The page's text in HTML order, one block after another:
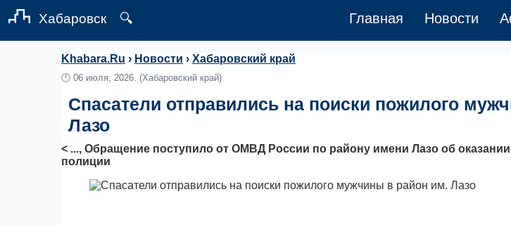
Хабаровск 🔍 Главная Новости
Khabara.Ru › Новости › Хабаровский край
🕛 06 июля, 2026. (Хабаровский край)
Спасатели отправились на поиски пожилого
Лазо
< ..., Обращение поступило от ОМВД России по району имени Лазо об
полиции